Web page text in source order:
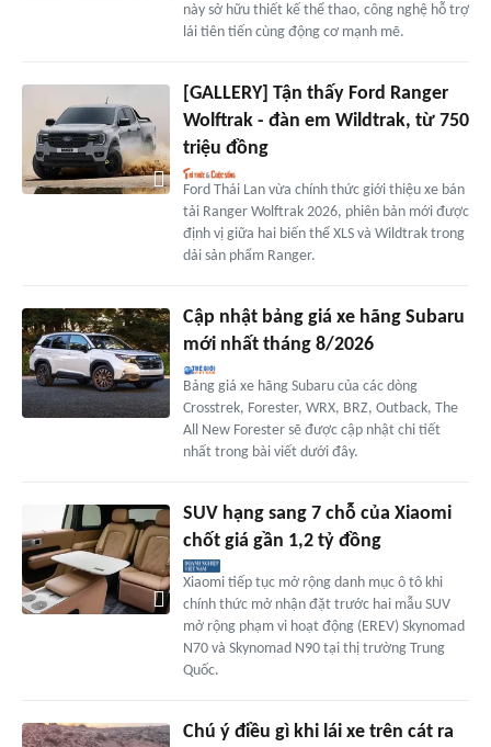
này sở hữu thiết kế thể thao, công nghệ hỗ trợ
lái tiên tiến cùng động cơ mạnh mẽ.
[GALLERY] Tận thấy Ford Ranger
Wolftrak - đàn em Wildtrak, từ 750
triệu đồng
Ford Thái Lan vừa chính thức giới thiệu xe bán
tải Ranger Wolftrak 2026, phiên bản mới được
định vị giữa hai biến thể XLS và Wildtrak trong
dải sản phẩm Ranger.
Cập nhật bảng giá xe hãng Subaru
mới nhất tháng 8/2026
Bảng giá xe hãng Subaru của các dòng
Crosstrek, Forester, WRX, BRZ, Outback, The
All New Forester sẽ được cập nhật chi tiết
nhất trong bài viết dưới đây.
SUV hạng sang 7 chỗ của Xiaomi
chốt giá gần 1,2 tỷ đồng
Xiaomi tiếp tục mở rộng danh mục ô tô khi
chính thức mở nhận đặt trước hai mẫu SUV
mở rộng phạm vi hoạt động (EREV) Skynomad
N70 và Skynomad N90 tại thị trường Trung
Quốc.
Chú ý điều gì khi lái xe trên cát ra